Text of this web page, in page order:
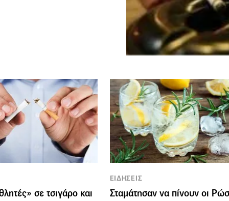
σε τσιγάρο και
ΕΙΔΗΣΕΙΣ
Σταμάτησαν να πίνουν οι